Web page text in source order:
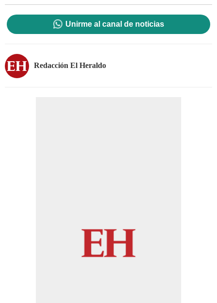
Unirme al canal de noticias
Redacción El Heraldo